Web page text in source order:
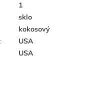
1
sklo
kokosový
:
USA
USA